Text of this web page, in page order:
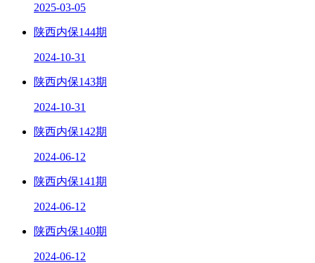
2025-03-05
陕西内保144期
2024-10-31
陕西内保143期
2024-10-31
陕西内保142期
2024-06-12
陕西内保141期
2024-06-12
陕西内保140期
2024-06-12